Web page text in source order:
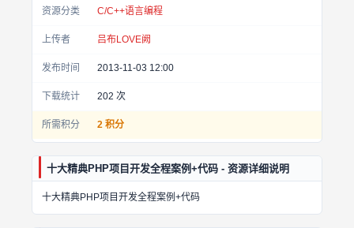
资源分类 C/C++语言编程
上传者 吕布LOVE阙
发布时间 2013-11-03 12:00
下载统计 202 次
所需积分 2 积分
十大精典PHP项目开发全程案例+代码 - 资源详细说明
十大精典PHP项目开发全程案例+代码